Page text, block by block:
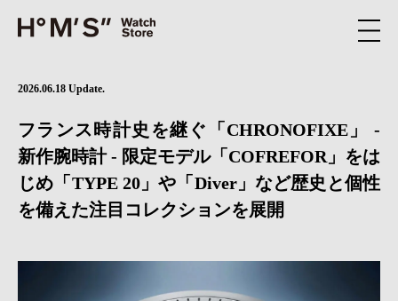
2026.06.18 Update.
フランス時計史を継ぐ「CHRONOFIXE」 -
新作腕時計 - 限定モデル「COFREFOR」をは
じめ「TYPE 20」や「Diver」など歴史と個性
を備えた注目コレクションを展開